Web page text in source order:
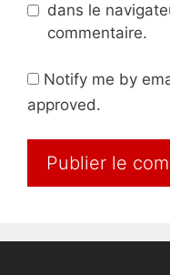
dans le
commentaire.
Notify me by
approved.